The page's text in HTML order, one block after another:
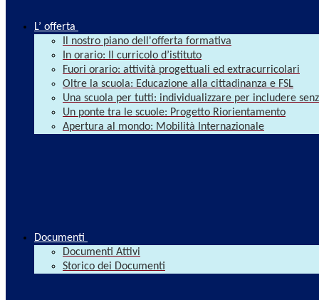
L’ offerta
Il nostro piano dell'offerta formativa
In orario: Il curricolo d’istituto
Fuori orario: attività progettuali ed extracurricolari
Oltre la scuola: Educazione alla cittadinanza e FSL
Una scuola per tutti: individualizzare per includere
Un ponte tra le scuole: Progetto Riorientamento
Apertura al mondo: Mobilità Internazionale
Documenti
Documenti Attivi
Storico dei Documenti